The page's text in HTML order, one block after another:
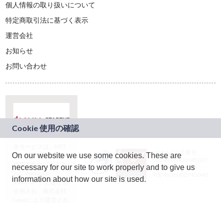
個人情報の取り扱いについて
特定商取引法に基づく表示
運営会社
お知らせ
お問い合わせ
ドコモグループの新
規事業創出プログラ
ム「docomo
STARTUP」を通じて
JASRAC許諾番号：
9024936001Y45037
JASRAC許諾番号：
On our website we use some cookies. These are
necessary for our site to work properly and to give us
information about how our site is used.